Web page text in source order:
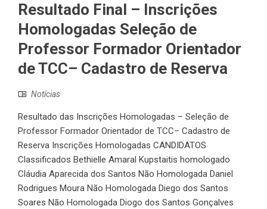
Resultado Final – Inscrições
Homologadas Seleção de
Professor Formador Orientador
de TCC– Cadastro de Reserva
Notícias
Resultado das Inscrições Homologadas – Seleção de
Professor Formador Orientador de TCC– Cadastro de
Reserva Inscrições Homologadas CANDIDATOS
Classificados Bethielle Amaral Kupstaitis homologado
Cláudia Aparecida dos Santos Não Homologada Daniel
Rodrigues Moura Não Homologada Diego dos Santos
Soares Não Homologada Diogo dos Santos Gonçalves